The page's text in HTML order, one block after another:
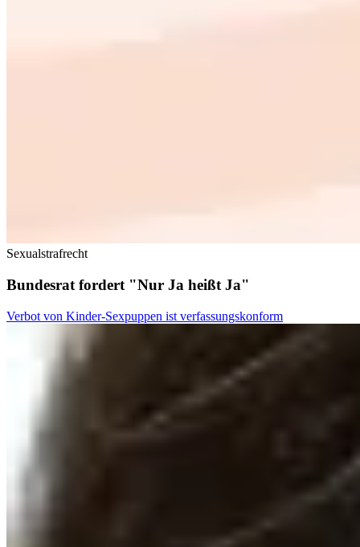
Sexualstrafrecht
Bundesrat fordert "Nur Ja heißt Ja"
Verbot von Kinder-Sexpuppen ist verfassungskonform